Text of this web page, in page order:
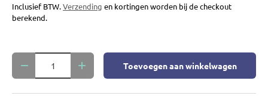
Inclusief BTW.Verzending en kortingen worden bij de checkout
berekend.
Aantal
Verlaag de hoeveelheidVerhoog de hoeveelheid
Toevoegen aan winkelwagen